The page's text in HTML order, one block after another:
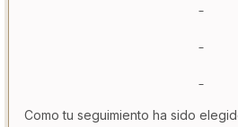
Como tu seguimiento ha sido